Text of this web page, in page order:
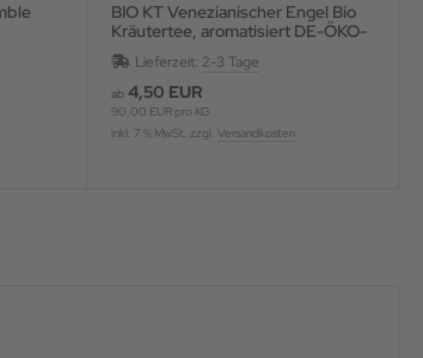
BIO KT Venezianischer Engel Bio
Kräutertee, aromatisiert DE-ÖKO-
006
Lieferzeit: 2-3 Tage
ab 4,50 EUR
90,00 EUR pro KG
inkl. 7 % MwSt. zzgl. Versandkosten